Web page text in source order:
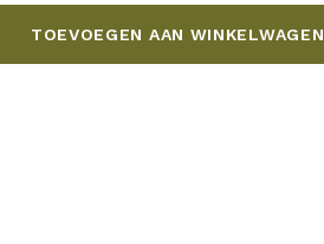
TOEVOEGEN AAN WINKELWAGEN